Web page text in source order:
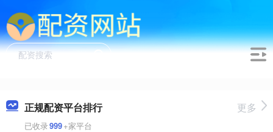
正规配资平台排行
已收录999+家平台
更多